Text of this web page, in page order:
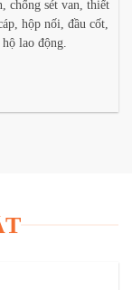
chống sét van, thiết
hộp nối, đầu cốt,
lao động.